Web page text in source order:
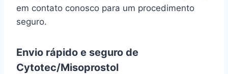
em contato conosco para um procedimento
seguro.
Envio rápido e seguro de
Cytotec/Misoprostol